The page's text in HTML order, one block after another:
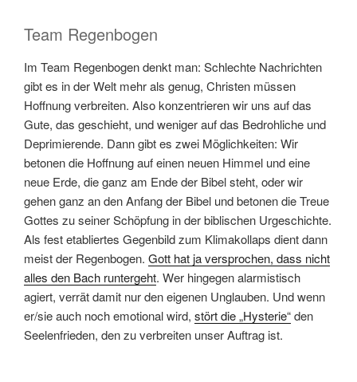
Team Regenbogen
Im Team Regenbogen denkt man: Schlechte Nachrichten
gibt es in der Welt mehr als genug, Christen müssen
Hoffnung verbreiten. Also konzentrieren wir uns auf das
Gute, das geschieht, und weniger auf das Bedrohliche und
Deprimierende. Dann gibt es zwei Möglichkeiten: Wir
betonen die Hoffnung auf einen neuen Himmel und eine
neue Erde, die ganz am Ende der Bibel steht, oder wir
gehen ganz an den Anfang der Bibel und betonen die Treue
Gottes zu seiner Schöpfung in der biblischen Urgeschichte.
Als fest etabliertes Gegenbild zum Klimakollaps dient dann
meist der Regenbogen. Gott hat ja versprochen, dass nicht
alles den Bach runtergeht. Wer hingegen alarmistisch
agiert, verrät damit nur den eigenen Unglauben. Und wenn
er/sie auch noch emotional wird, stört die „Hysterie“den
Seelenfrieden, den zu verbreiten unser Auftrag ist.